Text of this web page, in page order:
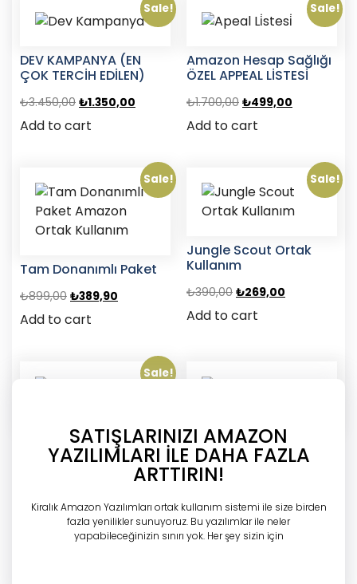
Sale!
DEV KAMPANYA (EN
ÇOK TERCİH EDİLEN)
₺3.450,00 ₺1.350,00
Add to cart
Sale!
Amazon Hesap Sağlığı
ÖZEL APPEAL LİSTESİ
₺1.700,00 ₺499,00
Add to cart
Sale!
Tam Donanımlı Paket
₺899,00 ₺389,90
Add to cart
Sale!
Jungle Scout Ortak
Kullanım
₺390,00 ₺269,00
Add to cart
Sale!
Helium10 Ortak
Kullanım
Add to cart
SellerAmp Ortak
Kullanım
₺195,00
Add to cart
SATIŞLARINIZI AMAZON
YAZILIMLARI İLE DAHA FAZLA
ARTTIRIN!
Kiralık Amazon Yazılımları ortak kullanım sistemi ile size birden
fazla yenilikler sunuyoruz. Bu yazılımlar ile neler
yapabileceğinizin sınırı yok. Her şey sizin için